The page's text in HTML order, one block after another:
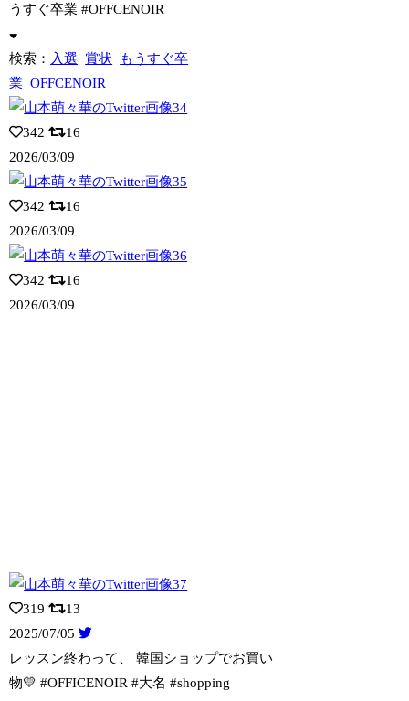
うすぐ卒業 #OFFCENOIR
検索： 入選 賞状
もうすぐ卒
業 OFFCENOIR
342
16
2026/03/09
342
16
2026/03/09
342
16
2026/03/09
319
13
2025/07/05
レッスン終わって、 韓国ショップでお買い
物💛 #OFFICENOIR #大名#shopping